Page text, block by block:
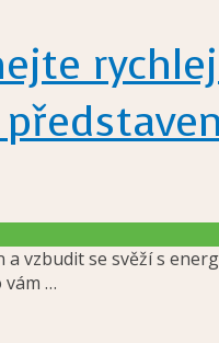
vzbudit se svěží s
vám …